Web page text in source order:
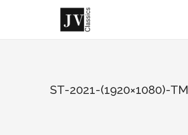
ST-2021-(1920×1080)-TM